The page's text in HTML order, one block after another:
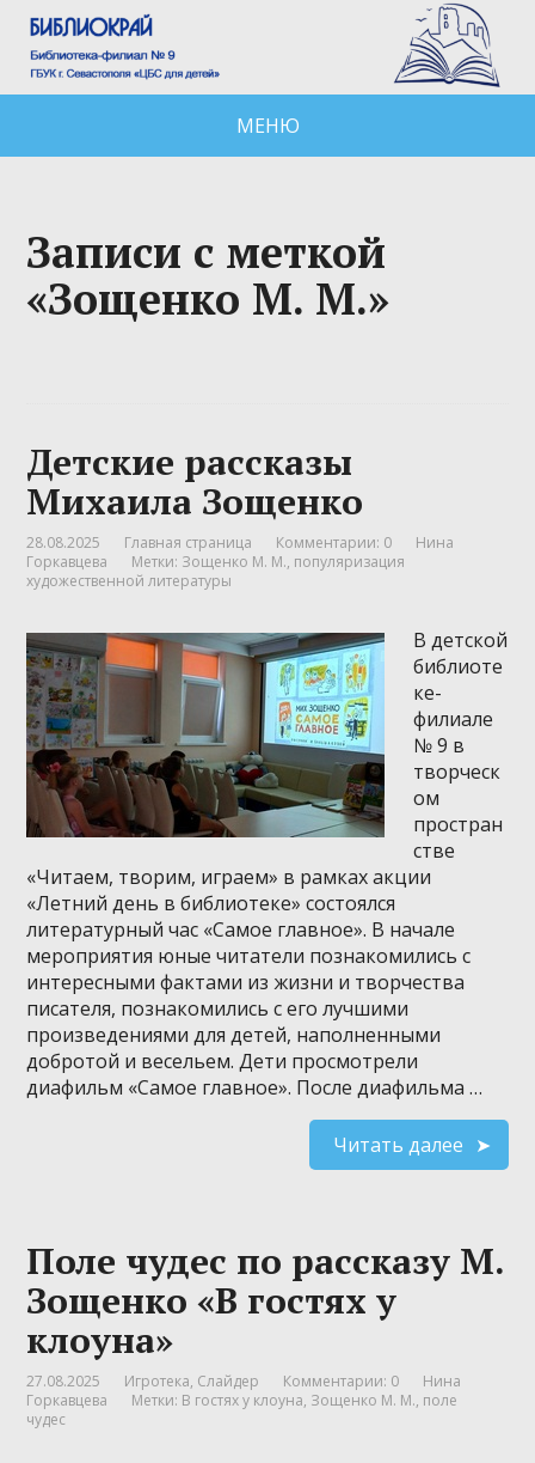
МЕНЮ
Записи с меткой
«Зощенко М. М.»
Детские рассказы
Михаила Зощенко
28.08.2025 Главная страница Комментарии: 0
Нина
Горкавцева
Метки: Зощенко М. М., популяризация
художественной литературы
В детской
библиоте
ке-
филиале
№ 9 в
творческ
ом
простран
стве
«Читаем, творим, играем» в рамках акции
«Летний день в библиотеке» состоялся
литературный час «Самое главное». В начале
мероприятия юные читатели познакомились с
интересными фактами из жизни и творчества
писателя, познакомились с его лучшими
произведениями для детей, наполненными
добротой и весельем. Дети просмотрели
диафильм «Самое главное». После диафильма …
Читать далее
Поле чудес по рассказу М.
Зощенко «В гостях у
клоуна»
27.08.2025 Игротека, Слайдер Комментарии: 0
Нина
Горкавцева
Метки: В гостях у клоуна, Зощенко М. М., поле
чудес